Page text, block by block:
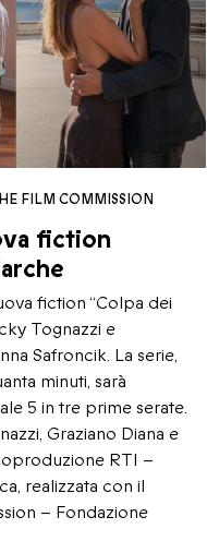
FILM COMMISSION
fiction
fiction “Colpa dei
Tognazzi e
Safroncik. La serie,
minuti, sarà
5 in tre prime serate.
Graziano Diana e
RTI –
realizzata con il
– Fondazione